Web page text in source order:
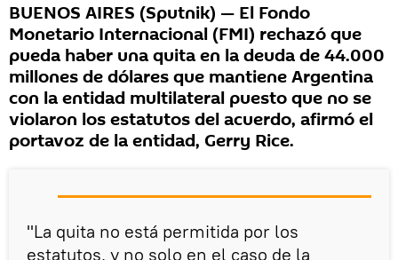
BUENOS AIRES (Sputnik) — El Fondo
Monetario Internacional (FMI) rechazó que
pueda haber una quita en la deuda de 44.000
millones de dólares que mantiene Argentina
con la entidad multilateral puesto que no se
violaron los estatutos del acuerdo, afirmó el
portavoz de la entidad, Gerry Rice.
"La quita no está permitida por los
estatutos, y no solo en el caso de la